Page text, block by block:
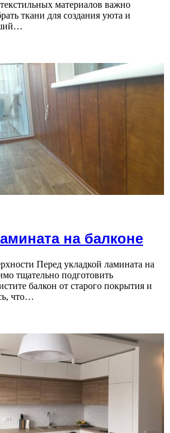
материалов важно
ткани для создания уюта и
на балконе
Перед укладкой ламината на
тщательно подготовить
балкон от старого покрытия и
что…